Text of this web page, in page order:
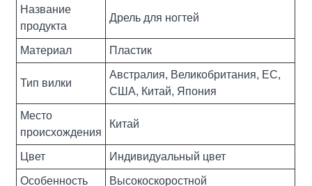
Название
продукта
Дрель для ногтей
Материал Пластик
Тип вилки
Австралия, Великобритания, ЕС,
США, Китай, Япония
Место
происхождения
Китай
Цвет Индивидуальный цвет
Особенность Высокоскоростной